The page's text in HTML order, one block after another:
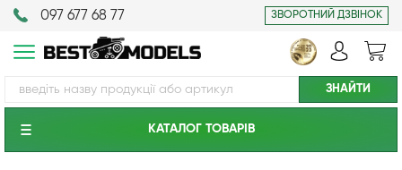
097 677 68 77 ЗВОРОТНИЙ ДЗВІНОК
КАТАЛОГ ТОВАРIВ